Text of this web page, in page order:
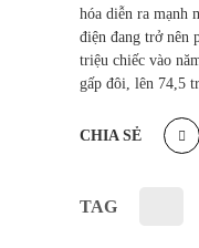
hóa diễn ra mạnh
điện đang trở nên
triệu chiếc vào
gấp đôi, lên 74,5
CHIA SẺ
TAG